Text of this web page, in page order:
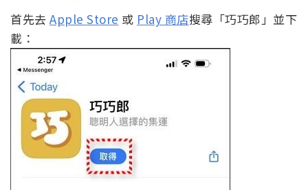
首先去 Apple Store 或 Play 商店搜尋「巧巧郎」並下
載：